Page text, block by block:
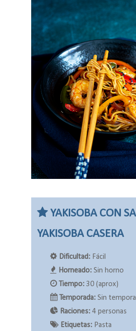
YAKISOBA CON
YAKISOBA CASERA
Dificultad: Fácil
Horneado: Sin horno
Tiempo: 30 (aprox)
Temporada: Sin
Raciones: 4 personas
Etiquetas: Pasta